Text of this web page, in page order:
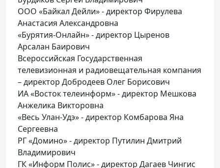
ООО «Байкал Дейли» - директор Фирулева
Анастасия Александровна
«Бурятия-Онлайн» - директор Цыренов
Арсалан Баирович
Всероссийская Государственная
телевизионная и радиовещательная компания
– директор Добродеев Олег Борисович
ИА «Восток телеинформ» - директор Мешкова
Анжелика Викторовна
«Весь Улан-Удэ» - директор Комбарова Яна
Сергеевна
РГ «Домино» - директор Путилин Дмитрий
Владимирович
ГК «Информ Полис» - директор Дагаев Чингис